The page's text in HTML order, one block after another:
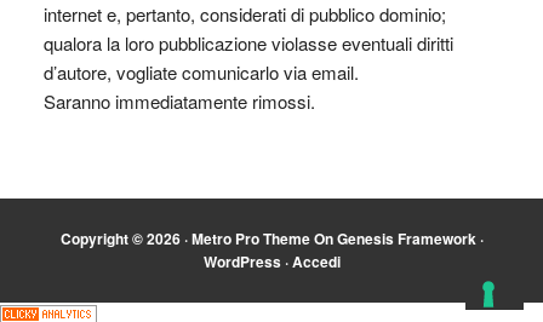
internet e, pertanto, considerati di pubblico dominio;
qualora la loro pubblicazione violasse eventuali diritti
d’autore, vogliate comunicarlo via email.
Saranno immediatamente rimossi.
Copyright © 2026 ·Metro Pro ThemeOnGenesis Framework·
WordPress·Accedi